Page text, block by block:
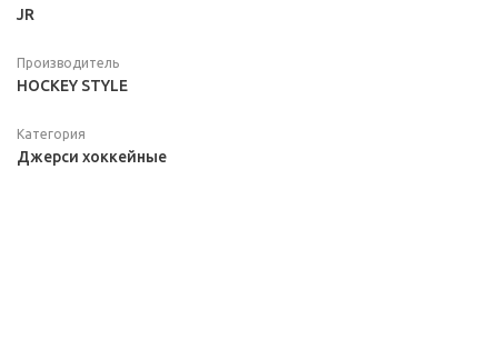
JR
Производитель
HOCKEY STYLE
Категория
Джерси хоккейные